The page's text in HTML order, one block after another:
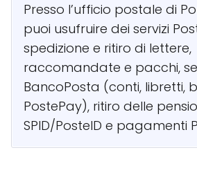
Presso l’ufficio postale di
puoi usufruire dei servizi
spedizione e ritiro di lettere,
raccomandate e pacchi,
BancoPosta (conti, libretti,
PostePay), ritiro delle
SPID/PosteID e pagamenti